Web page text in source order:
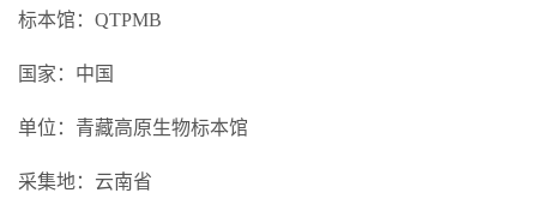
标本馆：QTPMB
国家：中国
单位：青藏高原生物标本馆
采集地：云南省